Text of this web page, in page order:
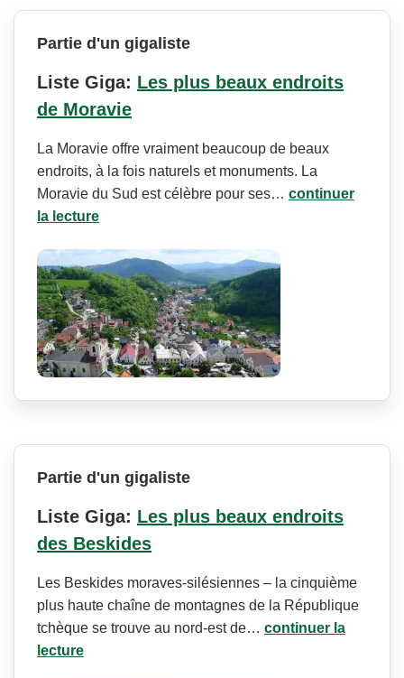
Partie d'un gigaliste
Liste Giga: Les plus beaux endroits
de Moravie
La Moravie offre vraiment beaucoup de beaux
endroits, à la fois naturels et monuments. La
Moravie du Sud est célèbre pour ses… continuer
la lecture
Partie d'un gigaliste
Liste Giga: Les plus beaux endroits
des Beskides
Les Beskides moraves-silésiennes – la cinquième
plus haute chaîne de montagnes de la République
tchèque se trouve au nord-est de… continuer la
lecture